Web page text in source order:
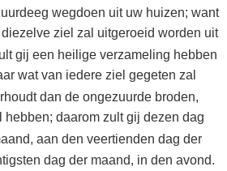
wegdoen uit uw huizen; want
ziel zal uitgeroeid worden uit
gij een heilige verzameling hebben
wat van iedere ziel gegeten zal
dan de ongezuurde broden,
daarom zult gij dezen dag
aan den veertienden dag der
dag der maand, in den avond.